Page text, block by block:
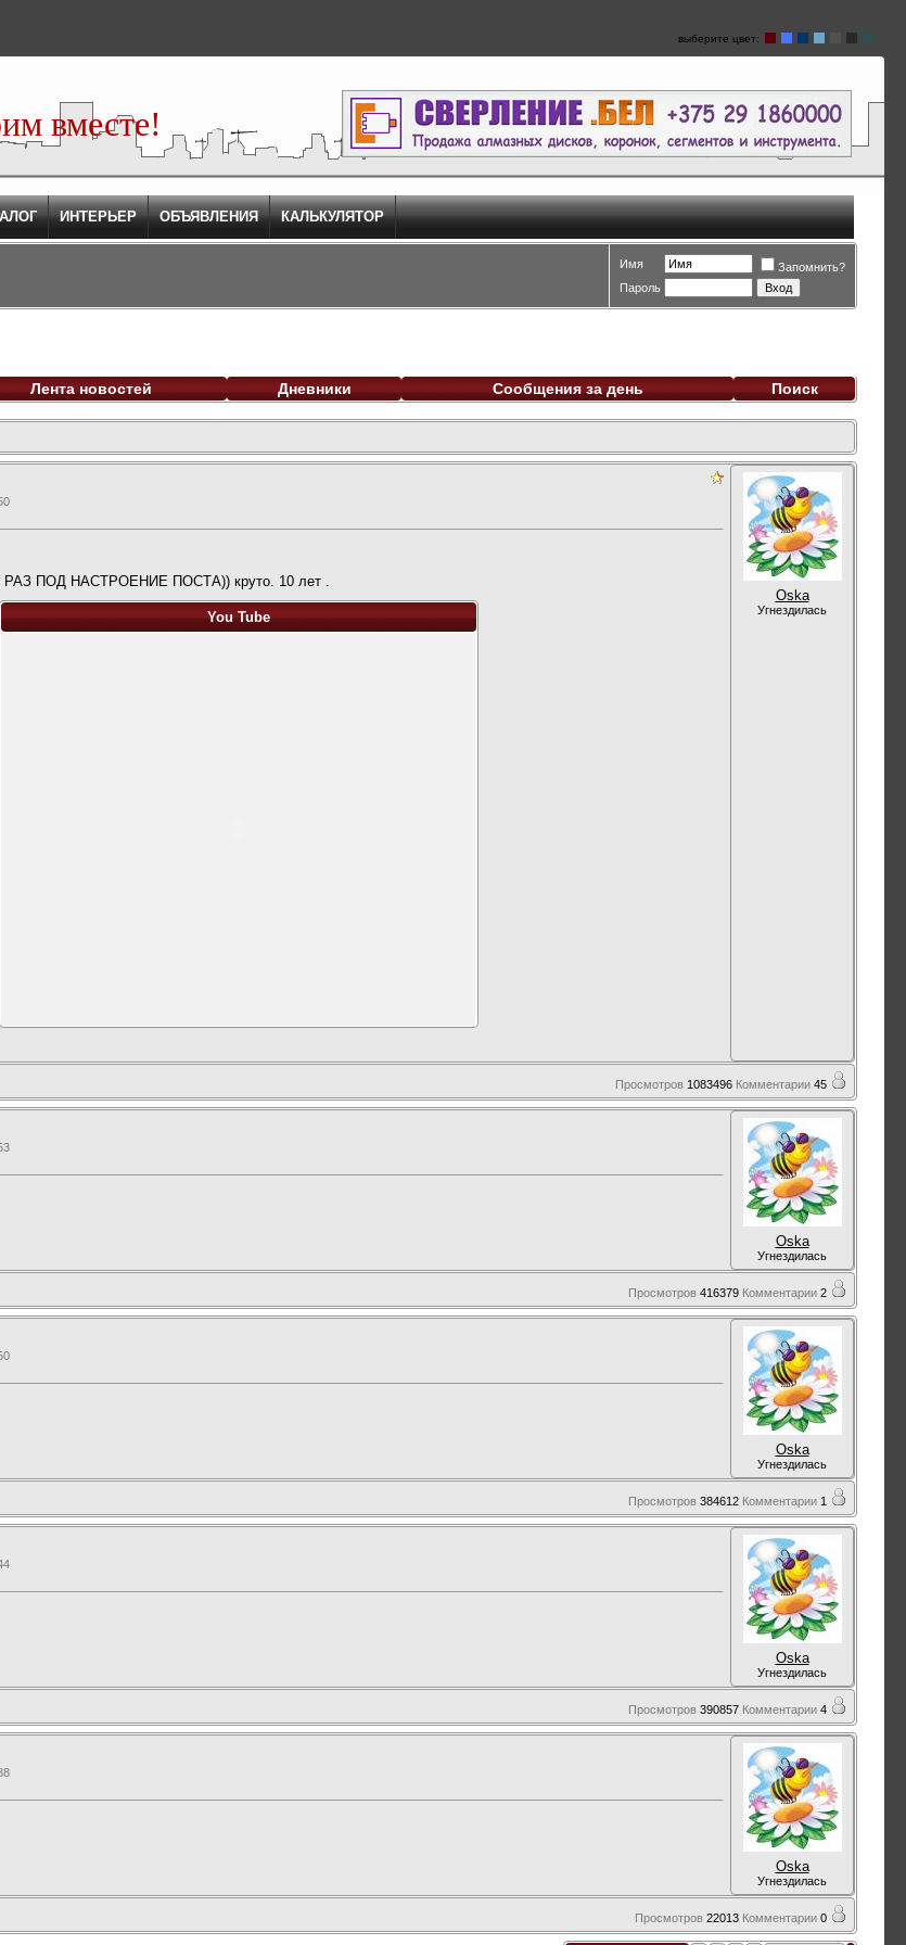
выберите цвет:
вместе!
ИНТЕРЬЕР ОБЪЯВЛЕНИЯ КАЛЬКУЛЯТОР
Имя
Запомнить?
Пароль
Лента новостей Дневники Сообщения за день Поиск
ПОД НАСТРОЕНИЕ ПОСТА)) круто. 10 лет .
You Tube
Oska
Угнездилась
Просмотров 1083496 Комментарии 45
Oska
Угнездилась
Просмотров 416379 Комментарии 2
Oska
Угнездилась
Просмотров 384612 Комментарии 1
Oska
Угнездилась
Просмотров 390857 Комментарии 4
Oska
Угнездилась
Просмотров 22013 Комментарии 0